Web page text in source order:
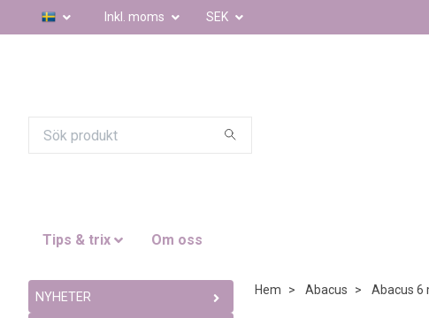
Inkl. moms SEK
Tips & trix Om oss
NYHETER Hem Abacus Abacus 6